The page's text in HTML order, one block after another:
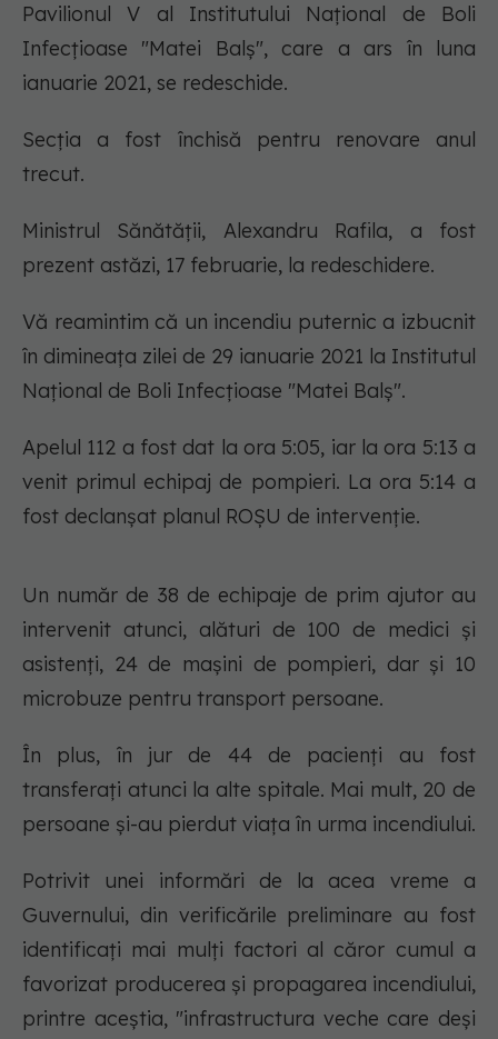
Pavilionul V al Institutului Național de Boli
Infecțioase "Matei Balș", care a ars în luna
ianuarie 2021, se redeschide.
Secția a fost închisă pentru renovare anul
trecut.
Ministrul Sănătății, Alexandru Rafila, a fost
prezent astăzi, 17 februarie, la redeschidere.
Vă reamintim că un incendiu puternic a izbucnit
în dimineața zilei de 29 ianuarie 2021 la Institutul
Național de Boli Infecțioase "Matei Balș".
Apelul 112 a fost dat la ora 5:05, iar la ora 5:13 a
venit primul echipaj de pompieri. La ora 5:14 a
fost declanșat planul ROȘU de intervenție.
Un număr de 38 de echipaje de prim ajutor au
intervenit atunci, alături de 100 de medici și
asistenți, 24 de mașini de pompieri, dar și 10
microbuze pentru transport persoane.
În plus, în jur de 44 de pacienți au fost
transferați atunci la alte spitale. Mai mult, 20 de
persoane și-au pierdut viața în urma incendiului.
Potrivit unei informări de la acea vreme a
Guvernului, din verificările preliminare au fost
identificaţi mai mulţi factori al căror cumul a
favorizat producerea şi propagarea incendiului,
printre aceştia, "infrastructura veche care deşi